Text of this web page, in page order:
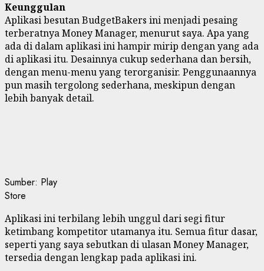
Keunggulan
Aplikasi besutan BudgetBakers ini menjadi pesaing
terberatnya Money Manager, menurut saya. Apa yang
ada di dalam aplikasi ini hampir mirip dengan yang ada
di aplikasi itu. Desainnya cukup sederhana dan bersih,
dengan menu-menu yang terorganisir. Penggunaannya
pun masih tergolong sederhana, meskipun dengan
lebih banyak detail.
Sumber: Play
Store
Aplikasi ini terbilang lebih unggul dari segi fitur
ketimbang kompetitor utamanya itu. Semua fitur dasar,
seperti yang saya sebutkan di ulasan Money Manager,
tersedia dengan lengkap pada aplikasi ini.